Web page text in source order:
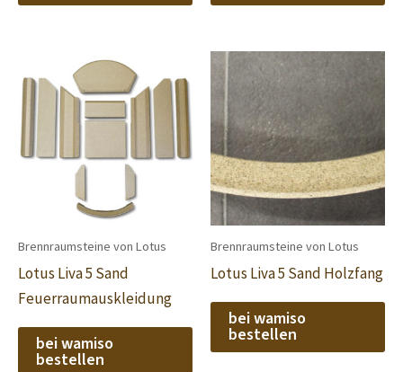
Brennraumsteine von Lotus
Lotus Liva 5 Sand
Feuerraumauskleidung
bei wamiso
bestellen
Brennraumsteine von Lotus
Lotus Liva 5 Sand Holzfang
bei wamiso
bestellen